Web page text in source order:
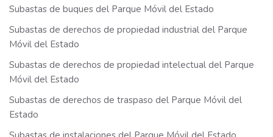
Subastas de buques del Parque Móvil del Estado
Subastas de derechos de propiedad industrial del Parque
Móvil del Estado
Subastas de derechos de propiedad intelectual del Parque
Móvil del Estado
Subastas de derechos de traspaso del Parque Móvil del
Estado